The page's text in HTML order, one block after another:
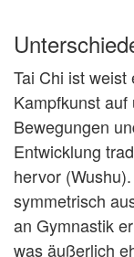
Tai Chi ist
Kampfkunst
Bewegungen
Entwicklung
hervor
symmetrisch
an Gymnastik
was äußerlich